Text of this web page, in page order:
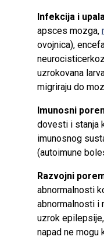
Infekcija i
apsces mozga,
ovojnica),
uzrokovana
migriraju do
Imunosni
dovesti i stanja
imunosnog
(autoimune
Razvojni
abnormalnosti
abnormalnosti i
uzrok
napad ne mogu